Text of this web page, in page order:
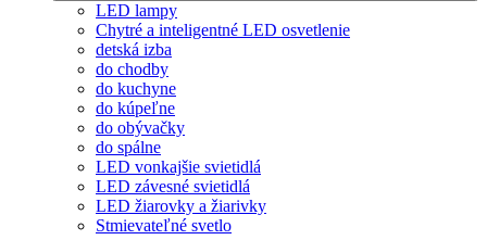
LED lampy
Chytré a inteligentné LED osvetlenie
detská izba
do chodby
do kuchyne
do kúpeľne
do obývačky
do spálne
LED vonkajšie svietidlá
LED závesné svietidlá
LED žiarovky a žiarivky
Stmievateľné svetlo